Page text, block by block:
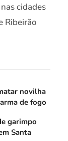
cidades
Ribeirão
novilha
de fogo
garimpo
Santa